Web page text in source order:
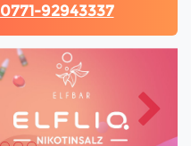
0771-92943337